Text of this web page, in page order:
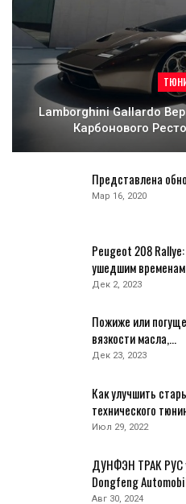
Lamborghini Gallardo
Карбонового
Представлена
Мар 16, 2020
Peugeot 208
ушедшим временам
Дек 2, 2023
Пожиже или
вязкости масла,…
Дек 23, 2023
Как улучшить
технического
Июл 29, 2022
ДУНФЭН ТРАК РУС
Dongfeng
Авг 30, 2024